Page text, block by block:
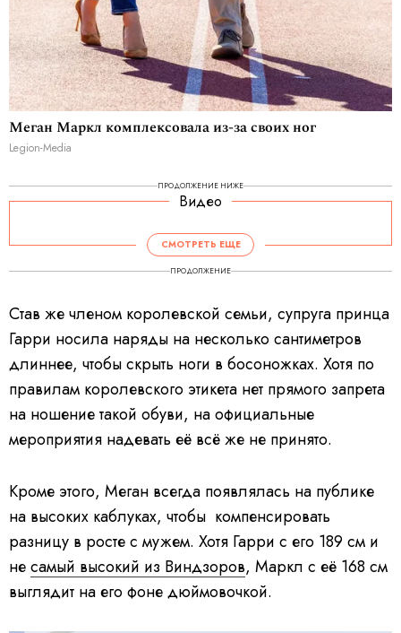
Меган Маркл комплексовала из-за своих ног
Legion-Media
ПРОДОЛЖЕНИЕ НИЖЕ
Видео
СМОТРЕТЬ ЕЩЕ
ПРОДОЛЖЕНИЕ
Став же членом королевской семьи, супруга принца
Гарри носила наряды на несколько сантиметров
длиннее, чтобы скрыть ноги в босоножках. Хотя по
правилам королевского этикета нет прямого запрета
на ношение такой обуви, на официальные
мероприятия надевать её всё же не принято.
Кроме этого, Меган всегда появлялась на публике
на высоких каблуках, чтобы компенсировать
разницу в росте с мужем. Хотя Гарри с его 189 см и
несамый высокий из Виндзоров, Маркл с её 168 см
выглядит на его фоне дюймовочкой.